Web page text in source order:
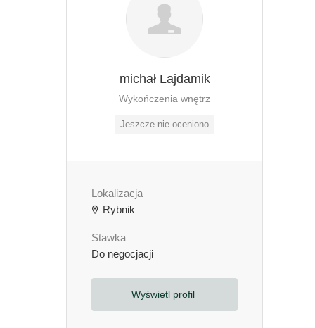
michał Lajdamik
Wykończenia wnętrz
Jeszcze nie oceniono
Lokalizacja
Rybnik
Stawka
Do negocjacji
Wyświetl profil